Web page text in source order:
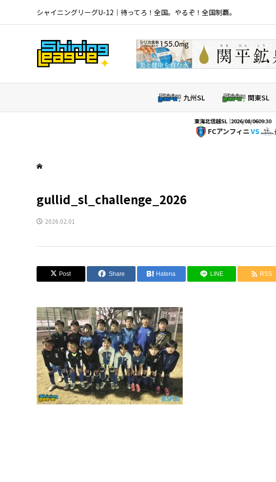
シャイニングリーグU-12｜待ってろ！全国。やるぞ！全国制覇。
九州SL 関東SL
東海北信越SL｜2026/08/0609:30
FCアンフィニVS 長岡JYFC
gullid_sl_challenge_2026
2026.02.01
Post Share Hatena LINE RSS